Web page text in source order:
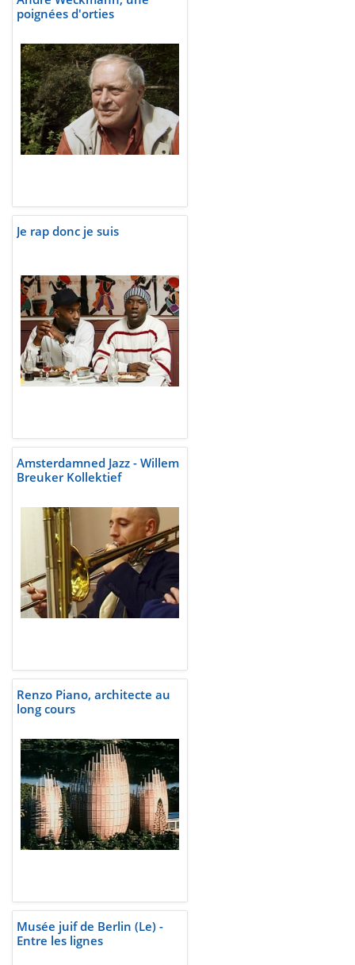
poignées d'orties
Je rap donc je suis
Amsterdamned Jazz - Willem
Breuker Kollektief
Renzo Piano, architecte au
long cours
Musée juif de Berlin (Le) -
Entre les lignes